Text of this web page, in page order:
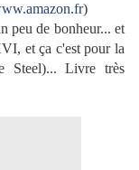
)
peu de bonheur... et
et ça c'est pour la
Steel)... Livre très